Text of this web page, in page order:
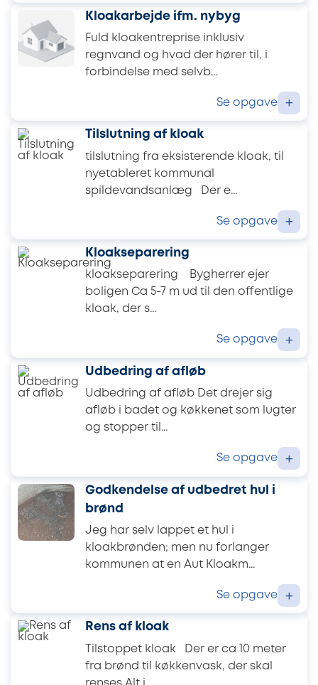
Kloakarbejde ifm. nybyg
Fuld kloakentreprise inklusiv
regnvand og hvad der hører til, i
forbindelse med selvb...
Se opgave +
Tilslutning af kloak
tilslutning fra eksisterende kloak, til
nyetableret kommunal
spildevandsanlæg Der e...
Se opgave +
Kloakseparering
kloakseparering Bygherrer ejer
boligen Ca 5-7 m ud til den offentlige
kloak, der s...
Se opgave +
Udbedring af afløb
Udbedring af afløb Det drejer sig
afløb i badet og køkkenet som lugter
og stopper til...
Se opgave +
Godkendelse af udbedret hul i
brønd
Jeg har selv lappet et hul i
kloakbrønden; men nu forlanger
kommunen at en Aut Kloakm...
Se opgave +
Rens af kloak
Tilstoppet kloak Der er ca 10 meter
fra brønd til køkkenvask, der skal